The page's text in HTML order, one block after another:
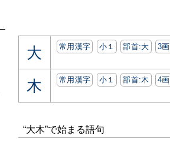
大 常用漢字 小１ 部首:⼤ 3画
木 常用漢字 小１ 部首:⽊ 4画
“大木”で始まる語句